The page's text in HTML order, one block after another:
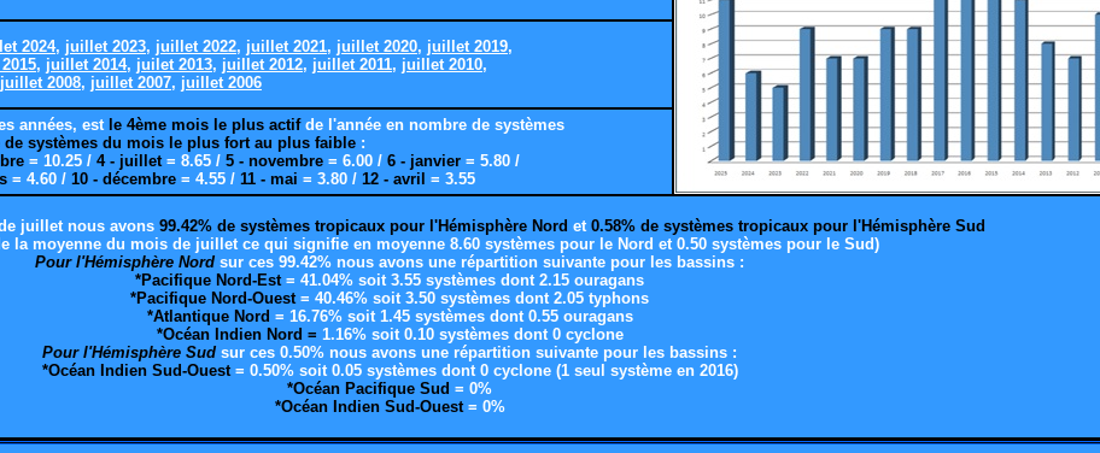
2024, juillet 2023, juillet 2022, juillet 2021, juillet 2020, juillet 2019,
, juillet 2014, juilet 2013, juillet 2012, juillet 2011, juillet 2010,
juillet 2008, juillet 2007, juillet 2006
années, est le 4ème mois le plus actif de l'année en nombre de systèmes
de systèmes du mois le plus fort au plus faible:
= 10.25 / 4 - juillet = 8.65 / 5 - novembre= 6.00 / 6 - janvier = 5.80 /
= 4.60 / 10 - décembre = 4.55 / 11 - mai = 3.80 /12 - avril = 3.55
juillet nous avons 99.42% de systèmes tropicaux pour l'Hémisphère Nord et 0.58% de systèmes tropicaux pour l'Hémisphère Sud
la moyenne du mois de juillet ce qui signifie en moyenne 8.60 systèmes pour le Nord et 0.50 systèmes pour le Sud)
Pour l'Hémisphère Nord sur ces 99.42% nous avons une répartition suivante pour les bassins :
*Pacifique Nord-Est= 41.04% soit 3.55 systèmes dont 2.15 ouragans
*Pacifique Nord-Ouest= 40.46% soit 3.50 systèmes dont 2.05 typhons
*Atlantique Nord = 16.76% soit 1.45 systèmes dont 0.55 ouragans
*Océan Indien Nord = 1.16% soit 0.10 systèmes dont 0 cyclone
Pour l'Hémisphère Sud sur ces 0.50% nous avons une répartition suivante pour les bassins :
*Océan Indien Sud-Ouest= 0.50% soit 0.05 systèmes dont 0 cyclone (1 seul système en 2016)
*Océan Pacifique Sud = 0%
*Océan Indien Sud-Ouest= 0%